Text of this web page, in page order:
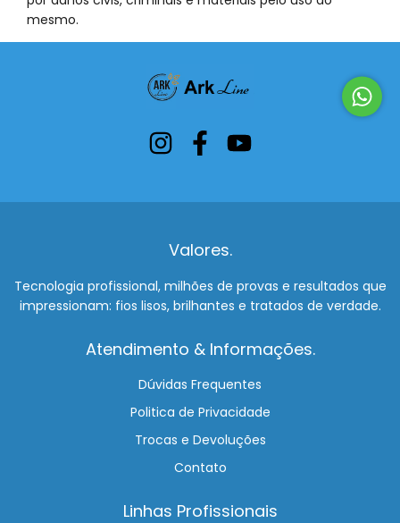
mesmo.
Valores.
Tecnologia profissional, milhões de provas e resultados que
impressionam: fios lisos, brilhantes e tratados de verdade.
Atendimento & Informações.
Dúvidas Frequentes
Politica de Privacidade
Trocas e Devoluções
Contato
Linhas Profissionais